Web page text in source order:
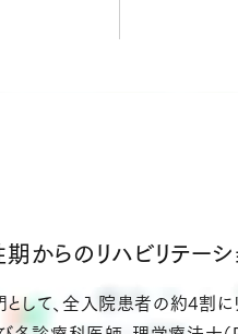
からのリハビリテー
て、全入院患者の約4割に